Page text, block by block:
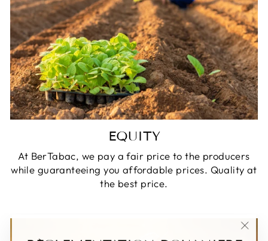
EQUITY
At BerTabac, we pay a fair price to the producers
while guaranteeing you affordable prices. Quality at
the best price.